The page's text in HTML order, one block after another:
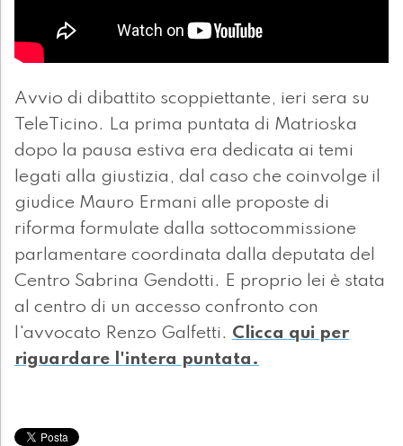
Avvio di dibattito scoppiettante, ieri sera su
TeleTicino. La prima puntata di Matrioska
dopo la pausa estiva era dedicata ai temi
legati alla giustizia, dal caso che coinvolge il
giudice Mauro Ermani alle proposte di
riforma formulate dalla sottocommissione
parlamentare coordinata dalla deputata del
Centro Sabrina Gendotti. E proprio lei è stata
al centro di un accesso confronto con
l'avvocato Renzo Galfetti. Clicca qui per
riguardare l'intera puntata.